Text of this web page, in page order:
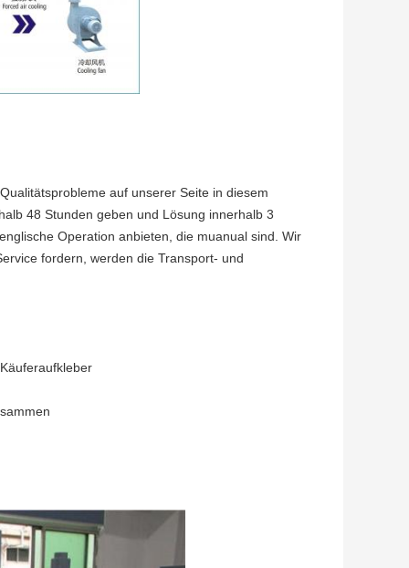
auf unserer Seite in diesem
48 Stunden geben und Lösung innerhalb 3
Operation anbieten, die muanual sind. Wir
fordern, werden die Transport- und